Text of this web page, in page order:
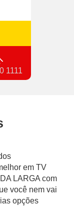
1111
em TV
LARGA com
você nem vai
opções